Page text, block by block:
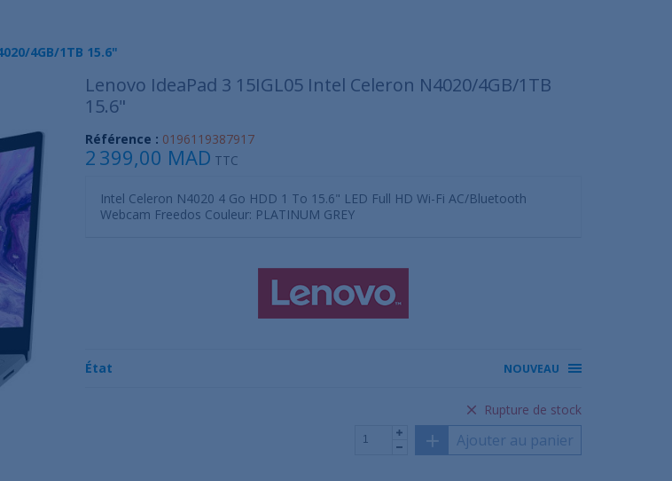
4GB/1TB 15.6"
Lenovo IdeaPad 3 15IGL05 Intel Celeron N4020/4GB/1TB
15.6"
Référence : 0196119387917
2 399,00 MAD TTC
Intel Celeron N4020 4 Go HDD 1 To 15.6" LED Full HD Wi-Fi AC/Bluetooth
Webcam Freedos Couleur: PLATINUM GREY
État NOUVEAU
Rupture de stock
Ajouter au panier